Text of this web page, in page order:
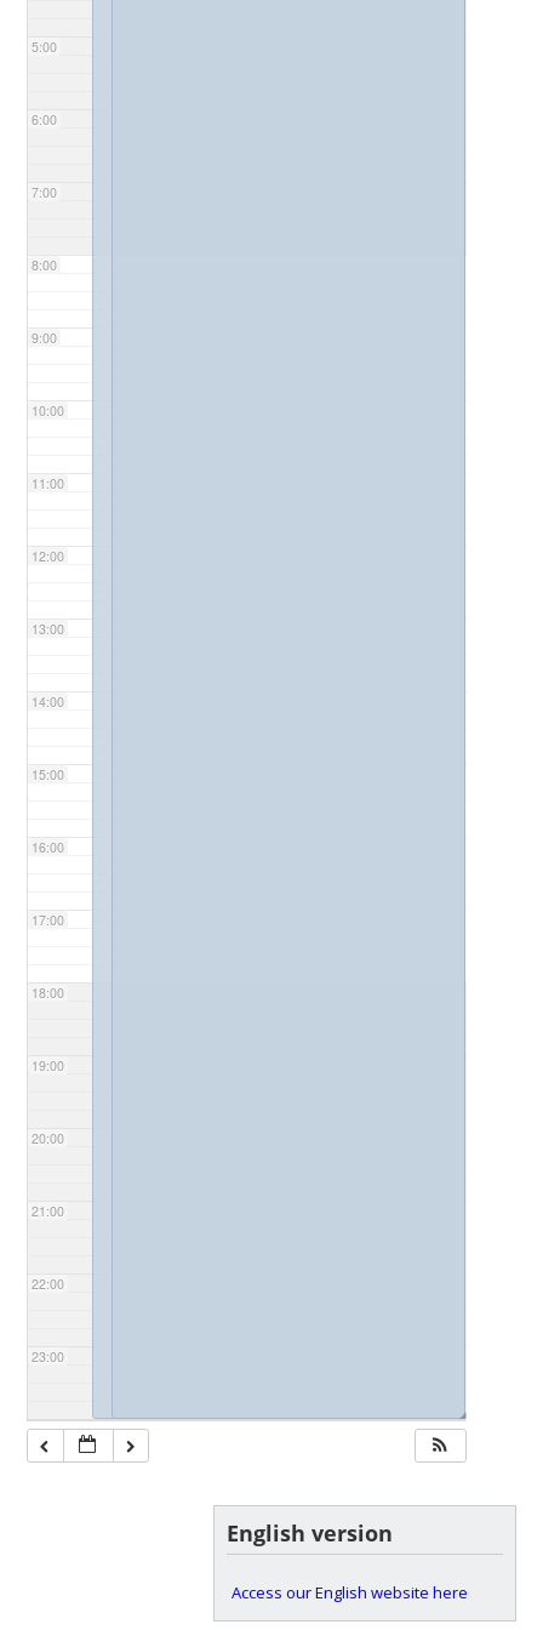
5:00
6:00
7:00
8:00
9:00
10:00
11:00
12:00
13:00
14:00
15:00
16:00
17:00
18:00
19:00
20:00
21:00
22:00
23:00
◢◢
English version
Access our English website here